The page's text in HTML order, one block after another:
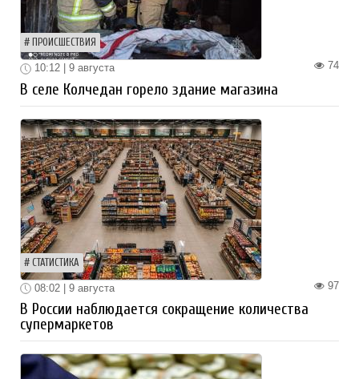
ПРОИСШЕСТВИЯ
74
10:12 | 9 августа
В селе Колчедан горело здание магазина
СТАТИСТИКА
97
08:02 | 9 августа
В России наблюдается сокращение количества
супермаркетов